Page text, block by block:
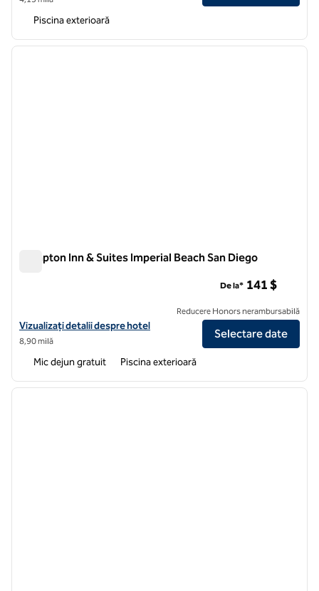
Piscina exterioară
1 din 11
Hampton Inn & Suites Imperial Beach San Diego
Vizualizați detaliile hotelului Hampton Inn & Suites Imperial Beach
Vizualizați detalii despre hotel
8,90 milă
De la* 141 $
Reducere Honors nerambursabilă
Selectare date
Mic dejun gratuit Piscina exterioară
1 din 12